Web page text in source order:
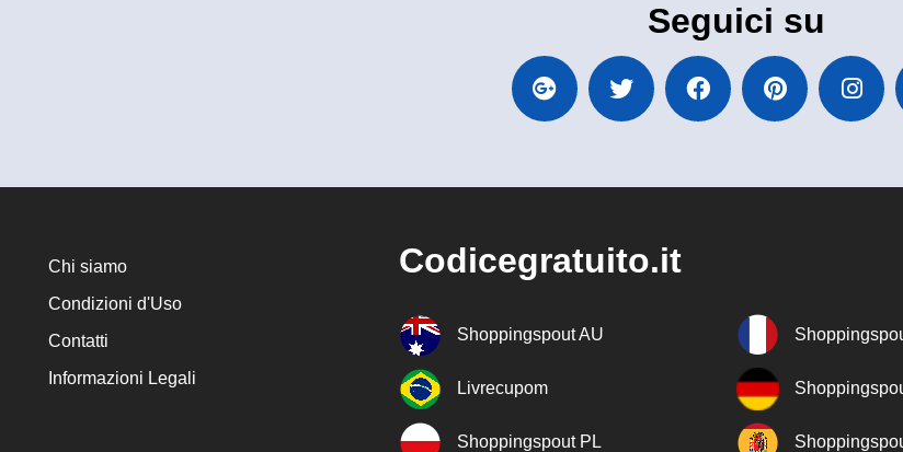
Seguici su
Chi siamo
Condizioni d'Uso
Contatti
Informazioni Legali
Codicegratuito.it
Shoppingspout AU
Livrecupom
Shoppingspout PL